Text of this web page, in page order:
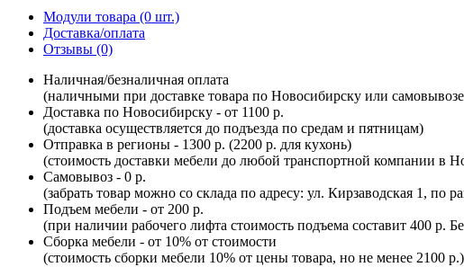
Модули товара (0 шт.)
Доставка/оплата
Отзывы (0)
Наличная/безналичная оплата
(наличными при доставке товара по Новосибирску или самовывозе
Доставка по Новосибирску - от 1100 р.
(доставка осуществляется до подъезда по средам и пятницам)
Отправка в регионы - 1300 р. (2200 р. для кухонь)
(стоимость доставки мебели до любой транспортной компании в
Самовывоз - 0 р.
(забрать товар можно со склада по адресу: ул. Кирзаводская 1, по
Подъем мебели - от 200 р.
(при наличии рабочего лифта стоимость подъема составит 400 р.
Сборка мебели - от 10% от стоимости
(стоимость сборки мебели 10% от цены товара, но не менее 2100 р.)